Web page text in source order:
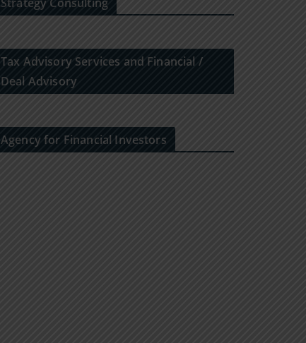
Tax Advisory Services and Financial /
Deal Advisory
Agency for Financial Investors